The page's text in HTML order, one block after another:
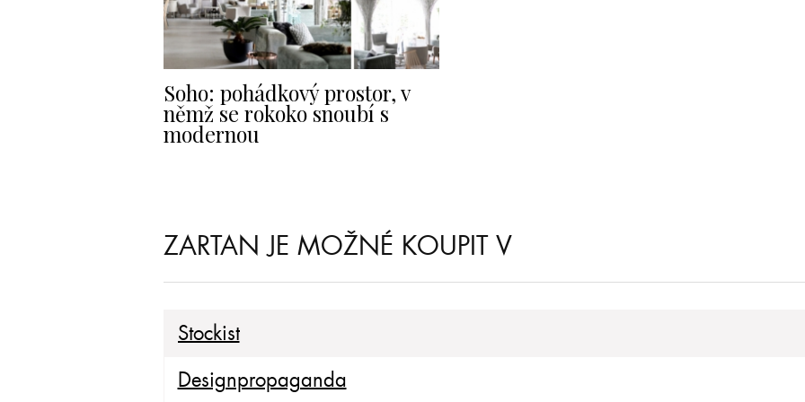
Soho: pohádkový prostor, v
němž se rokoko snoubí s
modernou
ZARTAN JE MOŽNÉ KOUPIT V
Stockist
Designpropaganda